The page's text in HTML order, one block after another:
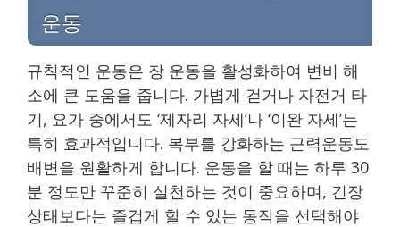
운동
규칙적인 운동은 장 운동을 활성화하여 변비 해
소에 큰 도움을 줍니다. 가볍게 걷거나 자전거 타
기, 요가 중에서도 ‘제자리 자세’나 ‘이완 자세’는
특히 효과적입니다. 복부를 강화하는 근력운동도
배변을 원활하게 합니다. 운동을 할 때는 하루 30
분 정도만 꾸준히 실천하는 것이 중요하며, 긴장
상태보다는 즐겁게 할 수 있는 동작을 선택해야